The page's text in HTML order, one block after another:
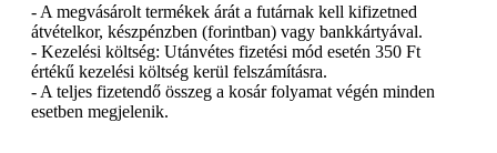
- A megvásárolt termékek árát a futárnak kell kifizetned
átvételkor, készpénzben (forintban) vagy bankkártyával.
- Kezelési költség: Utánvétes fizetési mód esetén 350 Ft
értékű kezelési költség kerül felszámításra.
- A teljes fizetendő összeg a kosár folyamat végén minden
esetben megjelenik.